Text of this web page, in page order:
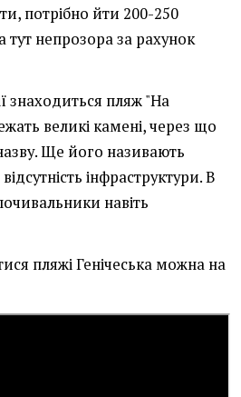
потрібно йти 200-250
тут непрозора за рахунок
знаходиться пляж "На
великі камені, через що
Ще його називають
інфраструктури. В
навіть
пляжі Генічеська можна на